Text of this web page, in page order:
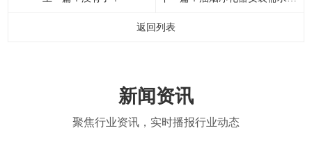
返回列表
新闻资讯
聚焦行业资讯，实时播报行业动态